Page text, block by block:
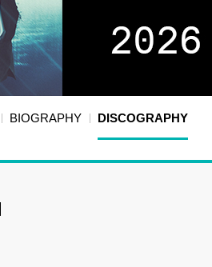
BIOGRAPHY DISCOGRAPHY